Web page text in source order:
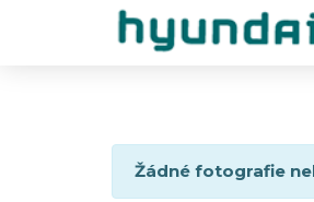
Žádné fotografie